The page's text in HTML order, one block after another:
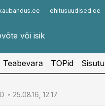
ehitusuudised.ee
Infopank
Teabevara TOPid
25.08.16, 12:17